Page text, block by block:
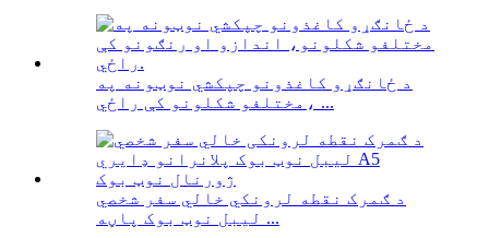
د ځانګړو کاغذونو چپکشي نوټونه په
مختلفو شکلونو کې راځي، ...
د ګمرک نقطه لرونکي خالي سفر شخصي
لیبل نوټ بوک پاڼه ...